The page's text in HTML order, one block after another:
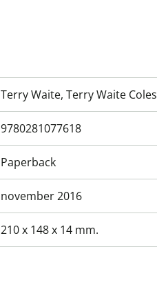
Terry Waite, Terry Waite Coles
9780281077618
Paperback
november 2016
210 x 148 x 14 mm.